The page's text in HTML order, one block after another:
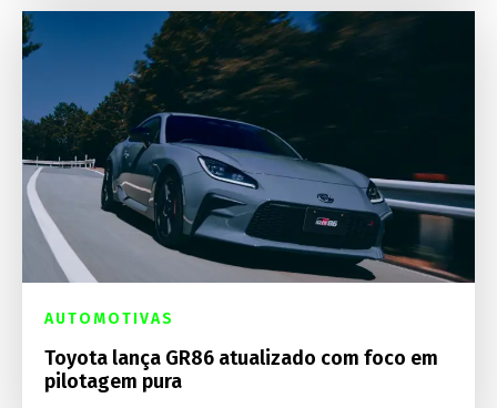
AUTOMOTIVAS
Toyota lança GR86 atualizado com foco em
pilotagem pura